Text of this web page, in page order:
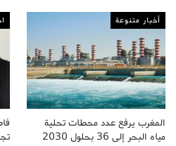
أخبار متنوعة
المغرب يرفع عدد محطات تحلية
مياه البحر إلى 36 بحلول 2030